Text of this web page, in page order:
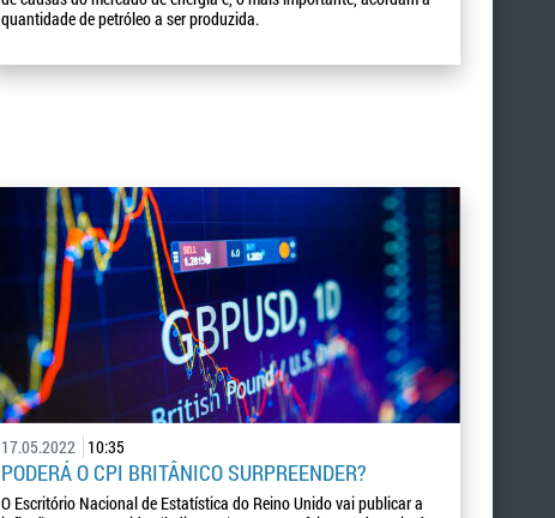
quantidade de petróleo a ser produzida.
17.05.2022 10:35
PODERÁ O CPI BRITÂNICO SURPREENDER?
O Escritório Nacional de Estatística do Reino Unido vai publicar a